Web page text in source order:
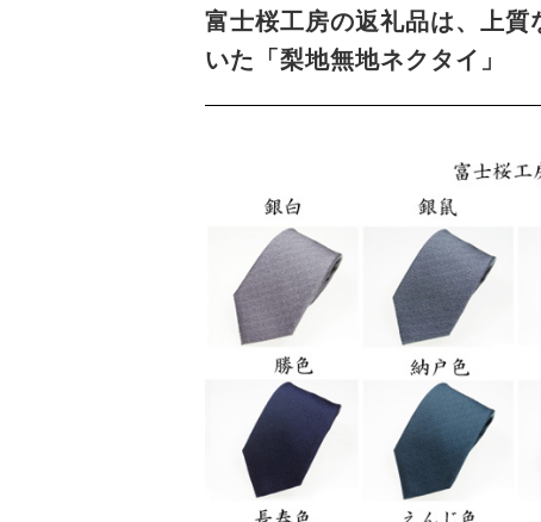
富士桜工房の返礼品は、上質
いた「梨地無地ネクタイ」